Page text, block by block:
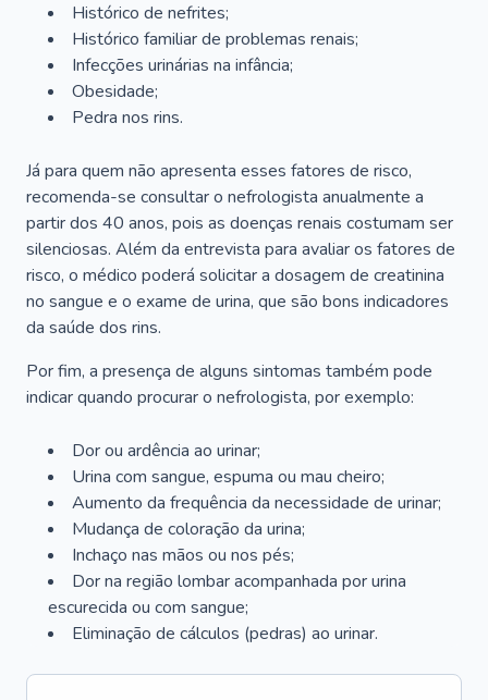
Histórico de nefrites;
Histórico familiar de problemas renais;
Infecções urinárias na infância;
Obesidade;
Pedra nos rins.
Já para quem não apresenta esses fatores de risco,
recomenda-se consultar o nefrologista anualmente a
partir dos 40 anos, pois as doenças renais costumam ser
silenciosas. Além da entrevista para avaliar os fatores de
risco, o médico poderá solicitar a dosagem de creatinina
no sangue e o exame de urina, que são bons indicadores
da saúde dos rins.
Por fim, a presença de alguns sintomas também pode
indicar quando procurar o nefrologista, por exemplo:
Dor ou ardência ao urinar;
Urina com sangue, espuma ou mau cheiro;
Aumento da frequência da necessidade de urinar;
Mudança de coloração da urina;
Inchaço nas mãos ou nos pés;
Dor na região lombar acompanhada por urina
escurecida ou com sangue;
Eliminação de cálculos (pedras) ao urinar.